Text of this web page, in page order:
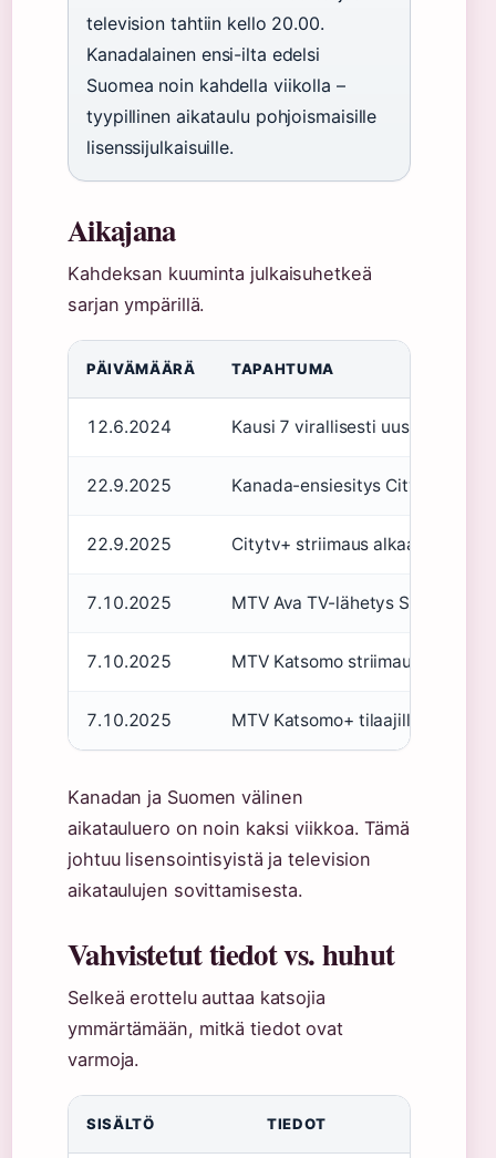
television tahtiin kello 20.00.
Kanadalainen ensi-ilta edelsi
Suomea noin kahdella viikolla –
tyypillinen aikataulu pohjoismaisille
lisenssijulkaisuille.
Aikajana
Kahdeksan kuuminta julkaisuhetkeä
sarjan ympärillä.
PÄIVÄMÄÄRÄ TAPAHTUMA
12.6.2024 Kausi 7 virallisesti uusittu
22.9.2025 Kanada-ensiesitys Citytv:llä (
22.9.2025 Citytv+ striimaus alkaa
7.10.2025 MTV Ava TV-lähetys Suomessa
7.10.2025 MTV Katsomo striimaus alkaa
7.10.2025 MTV Katsomo+ tilaajille koko
Kanadan ja Suomen välinen
aikatauluero on noin kaksi viikkoa. Tämä
johtuu lisensointisyistä ja television
aikataulujen sovittamisesta.
Vahvistetut tiedot vs. huhut
Selkeä erottelu auttaa katsojia
ymmärtämään, mitkä tiedot ovat
varmoja.
SISÄLTÖ TIEDOT